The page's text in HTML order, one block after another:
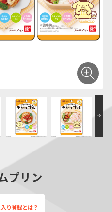
リーズ
ンスター
アンパンマン
サンリオキャラクタ
ーズ
たまご
ーしょん
アシール
リーズ
ポケモンスケールワ
ールド
キャラデコ
プリン
り登録とは？